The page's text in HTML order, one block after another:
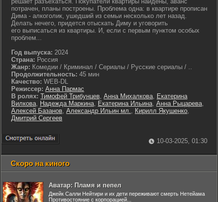
потрачен, планы построены. Проблема одна: в квартире прописан
Дима - алкоголик, ушедший из семьи несколько лет назад.
Делать нечего, придется отыскать Диму и уговорить
его выписаться из квартиры. И, если с первым пунктом особых
проблем...
Год выпуска: 2024
Страна: Россия
Жанр: Комедии / Криминал / Сериалы / Русские сериалы / ..
Продолжительность: 45 мин
Качество: WEB-DL
Режиссер: Анна Пармас
В ролях: Тимофей Трибунцев, Анна Михалкова, Екатерина
Вилкова, Надежда Маркина, Екатерина Ильина, Анна Рыцарева,
Алексей Базанов, Александр Ильин мл., Кирилл Якушенко,
Дмитрий Сергеев
10-03-2025, 01:30
Скоро на киного
Аватар: Пламя и пепел
Джейк Салли Нейтири и их дети переживают смерть Нетейама
Противостояние с корпорацией...